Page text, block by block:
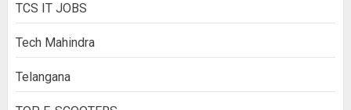
TCS IT JOBS
Tech Mahindra
Telangana